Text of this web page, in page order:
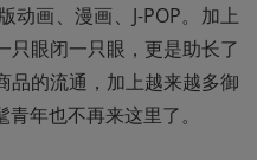
动画、漫画、J-POP。加上
只眼闭一只眼，更是助长了
品的流通，加上越来越多御
年也不再来这里了。